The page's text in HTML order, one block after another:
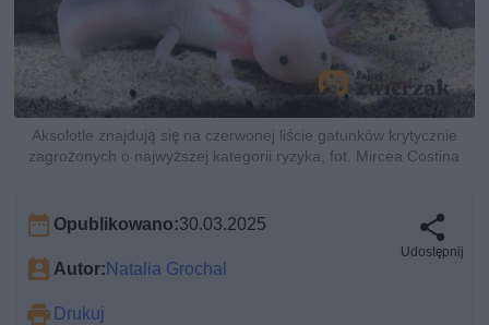
Aksolotle znajdują się na czerwonej liście gatunków krytycznie
zagrożonych o najwyższej kategorii ryzyka, fot. Mircea Costina
Opublikowano:30.03.2025
Autor:Natalia Grochal
Drukuj
Udostępnij